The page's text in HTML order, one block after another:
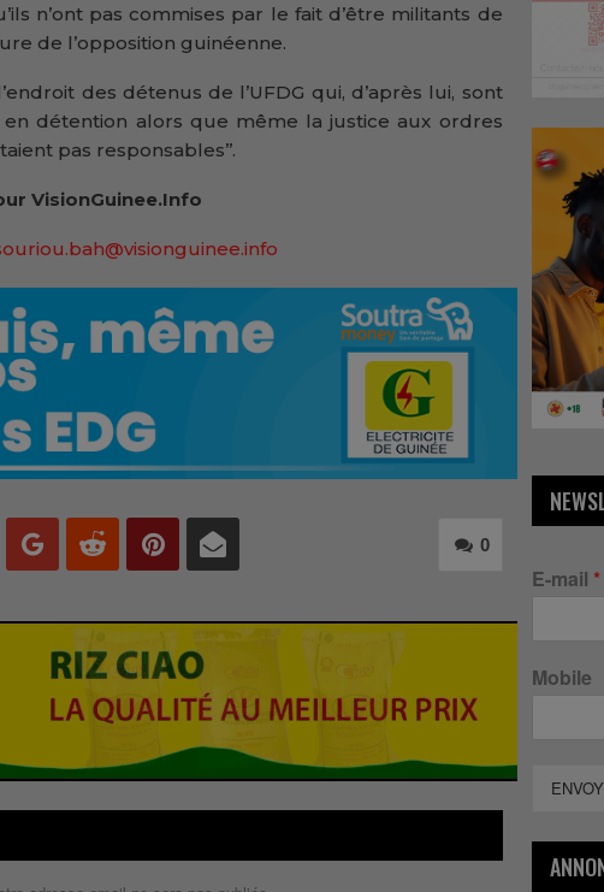
n’ont pas commises par le fait d’être militants de
de l’opposition guinéenne.
des détenus de l’UFDG qui, d’après lui, sont
en détention alors que même la justice aux ordres
pas responsables’’.
VisionGuinee.Info
0
E-mail *
Mobile